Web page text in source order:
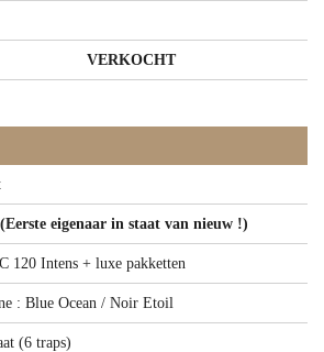
VERKOCHT
(Eerste eigenaar in staat van nieuw !)
120 Intens + luxe pakketten
: Blue Ocean / Noir Etoil
(6 traps)